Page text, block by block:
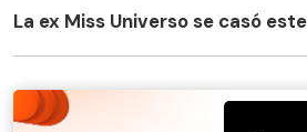
La ex Miss Universo se casó